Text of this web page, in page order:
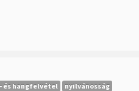
és hangfelvétel nyilvánosság